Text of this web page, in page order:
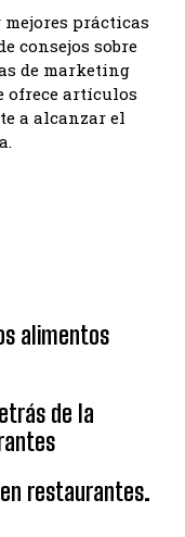
prácticas
consejos sobre
de marketing
ofrece artículos
a alcanzar el
alimentos
de la
en restaurantes.